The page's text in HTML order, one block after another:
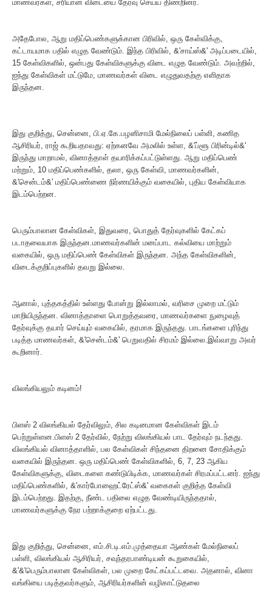
மாணவர்கள், சரியான விடையை தேர்வு செய்ய திணறினர்.
அதேபோல, ஆறு மதிப்பெண்களுக்கான பிரிவில், ஒரு கேள்விக்கு,
கட்டாயமாக பதில் எழுத வேண்டும். இந்த பிரிவில், &'சாய்ஸ்&' அடிப்படையில்,
15 கேள்விகளில், ஒன்பது கேள்விகளுக்கு விடை எழுத வேண்டும். அவற்றில்,
ஐந்து கேள்விகள் மட்டுமே, மாணவர்கள் விடை எழுதுவதற்கு எளிதாக
இருந்தன.
இது குறித்து, சென்னை, பி.ஏ.கே.பழனிசாமி மேல்நிலைப் பள்ளி, கணித
ஆசிரியர், ராஜ் கூறியதாவது: ஏற்கனவே அமலில் உள்ள, &'ப்ளூ பிரின்டில்&'
இருந்து மாறாமல், வினாத்தாள் தயாரிக்கப்பட்டுள்ளது. ஆறு மதிப்பெண்
மற்றும், 10 மதிப்பெண்களில், தலா, ஒரு கேள்வி, மாணவர்களின்,
&'சென்டம்&' மதிப்பெண்ணை நிர்ணயிக்கும் வகையில், புதிய கேள்வியாக
இடம்பெற்றன.
பெரும்பாலான கேள்விகள், இதுவரை, பொதுத் தேர்வுகளில் கேட்கப்
படாதவையாக இருந்தன.மாணவர்களின் மனப்பாட கல்வியை மாற்றும்
வகையில், ஒரு மதிப்பெண் கேள்விகள் இருந்தன. அந்த கேள்விகளின்,
விடைக்குறிப்புகளில் தவறு இல்லை.
ஆனால், புத்தகத்தில் உள்ளது போன்று இல்லாமல், வரிசை முறை மட்டும்
மாறியிருந்தன. வினாத்தாளை பொறுத்தவரை, மாணவர்களை நுழைவுத்
தேர்வுக்கு தயார் செய்யும் வகையில், தரமாக இருந்தது. பாடங்களை புரிந்து
படித்த மாணவர்கள், &'சென்டம்&' பெறுவதில் சிரமம் இல்லை.இவ்வாறு அவர்
கூறினார்.
விலங்கியலும் கடினம்!
பிளஸ் 2 விலங்கியல் தேர்விலும், சில கடினமான கேள்விகள் இடம்
பெற்றுள்ளன.பிளஸ் 2 தேர்வில், நேற்று விலங்கியல் பாட தேர்வும் நடந்தது.
விலங்கியல் வினாத்தாளில், பல கேள்விகள் சிந்தனை திறனை சோதிக்கும்
வகையில் இருந்தன. ஒரு மதிப்பெண் கேள்விகளில், 6, 7, 23 ஆகிய
கேள்விகளுக்கு, விடைகளை கண்டுபிடிக்க, மாணவர்கள் சிரமப்பட்டனர். ஐந்து
மதிப்பெண்களில், &'கார்போஹைட்ரேட்ஸ்&' வகைகள் குறித்த கேள்வி
இடம்பெற்றது. இதற்கு, நீண்ட பதிலை எழுத வேண்டியிருந்ததால்,
மாணவர்களுக்கு நேர பற்றாக்குறை ஏற்பட்டது.
இது குறித்து, சென்னை, எம்.சி.டி.எம்.முத்தையா ஆண்கள் மேல்நிலைப்
பள்ளி, விலங்கியல் ஆசிரியர், சவுந்தரபாண்டியன் கூறுகையில்,
&'&'பெரும்பாலான கேள்விகள், பல முறை கேட்கப்பட்டவை. அதனால், வினா
வங்கியை படித்தவர்களும், ஆசிரியர்களின் வழிகாட்டுதலை